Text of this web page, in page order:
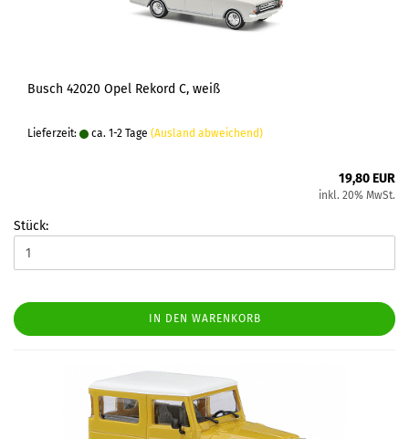
Busch 42020 Opel Rekord C, weiß
Lieferzeit: ca. 1-2 Tage (Ausland abweichend)
19,80 EUR
inkl. 20% MwSt.
Stück:
IN DEN WARENKORB